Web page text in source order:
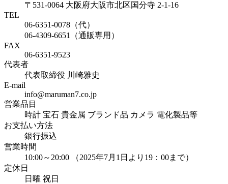
〒531-0064 大阪府大阪市北区国分寺 2-1-16
TEL
06-6351-0078（代）
06-4309-6651（通販専用）
FAX
06-6351-9523
代表者
代表取締役 川崎雅史
E-mail
info@maruman7.co.jp
営業品目
時計 宝石 貴金属 ブランド品 カメラ 電化製品等
お支払い方法
銀行振込
営業時間
10:00～20:00 （2025年7月1日より19：00まで）
定休日
日曜 祝日